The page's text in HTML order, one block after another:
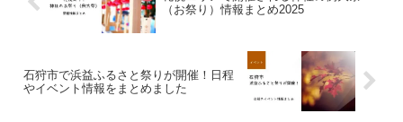
（お祭り）情報まとめ2025
石狩市で浜益ふるさと祭りが開催！日程
やイベント情報をまとめました